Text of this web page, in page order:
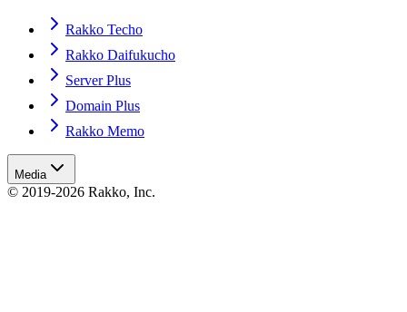
Rakko Techo
Rakko Daifukucho
Server Plus
Domain Plus
Rakko Memo
Media
© 2019-2026 Rakko, Inc.